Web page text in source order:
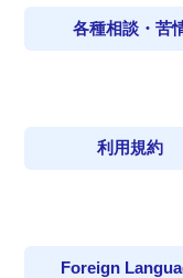
各種相談・苦
利用規約
Foreign